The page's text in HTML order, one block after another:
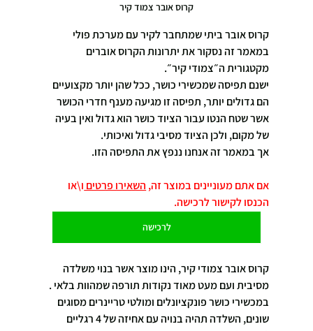
קרוס אובר צמוד קיר
קרוס אובר ביתי שמתחבר לקיר עם מערכת פולי
במאמר זה נסקור את יתרונות הקרוס אוברים
מקטגורית ה״צמודי קיר״.
ישנם תפיסה שמכשירי כושר, ככל שהן יותר מקצועיים
הם גדולים יותר, תפיסה זו מגיעה מענף חדרי הכושר
אשר שטח הנטו עבור הציוד כושר הוא גדול ואין בעיה
של מקום, ולכן הציוד מסיבי גדול ואיכותי.
אך במאמר זה אנחנו ננפץ את התפיסה הזו.
אם אתם מעוניינים במוצר זה, השאירו פרטים ו\או
הכנסו לקישור לרכישה.
לרכישה
קרוס אובר צמודי קיר, הינו מוצר אשר בנוי משלדה
מסיבית ועם מעט מאוד נקודות תורפה שמהוות בלאי .
במכשירי כושר פונקציונלים ומולטי טריינרים מסוגים
שונים, השלדה תהיה בנויה עם אחיזה של 4 רגליים